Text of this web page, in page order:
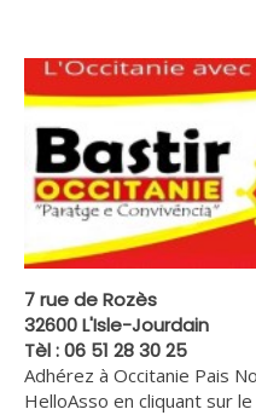
7 rue de Rozès
32600 L'Isle-Jourdain
Tèl : 06 51 28 30 25
Adhérez à Occitanie Pais
HelloAsso en cliquant sur